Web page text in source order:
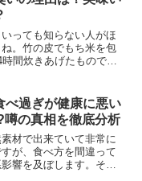
いっても知らない人がほ
。竹の皮でもち米を包
間炊きあげたもので、
の臭いこそが食欲をそ
すが、...
べ過ぎが健康に悪い
噂の真相を徹底分析
材で出来ていて非常に
が、食べ方を間違って
響を及ぼします。そん